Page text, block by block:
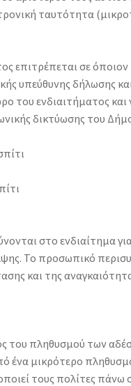
ταυτότητα
επιτρέπεται σε
υπεύθυνης δήλωσης
του ενδιαιτήματος
δικτύωσης του
στο
Το προσωπικό
και της
του πληθυσμού των
μικρότερο
τους πολίτες